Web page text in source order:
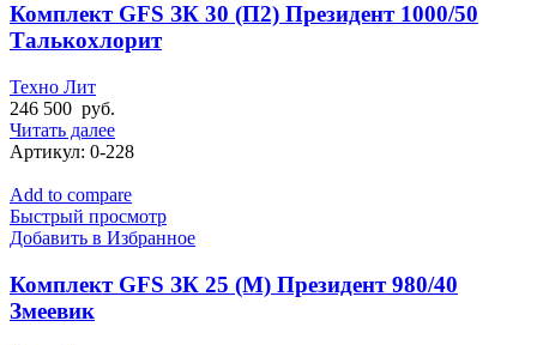
Комплект GFS ЗК 30 (П2) Президент 1000/50
Талькохлорит
Техно Лит
246 500 руб.
Читать далее
Артикул: 0-228
Add to compare
Быстрый просмотр
Добавить в Избранное
Комплект GFS ЗК 25 (М) Президент 980/40
Змеевик